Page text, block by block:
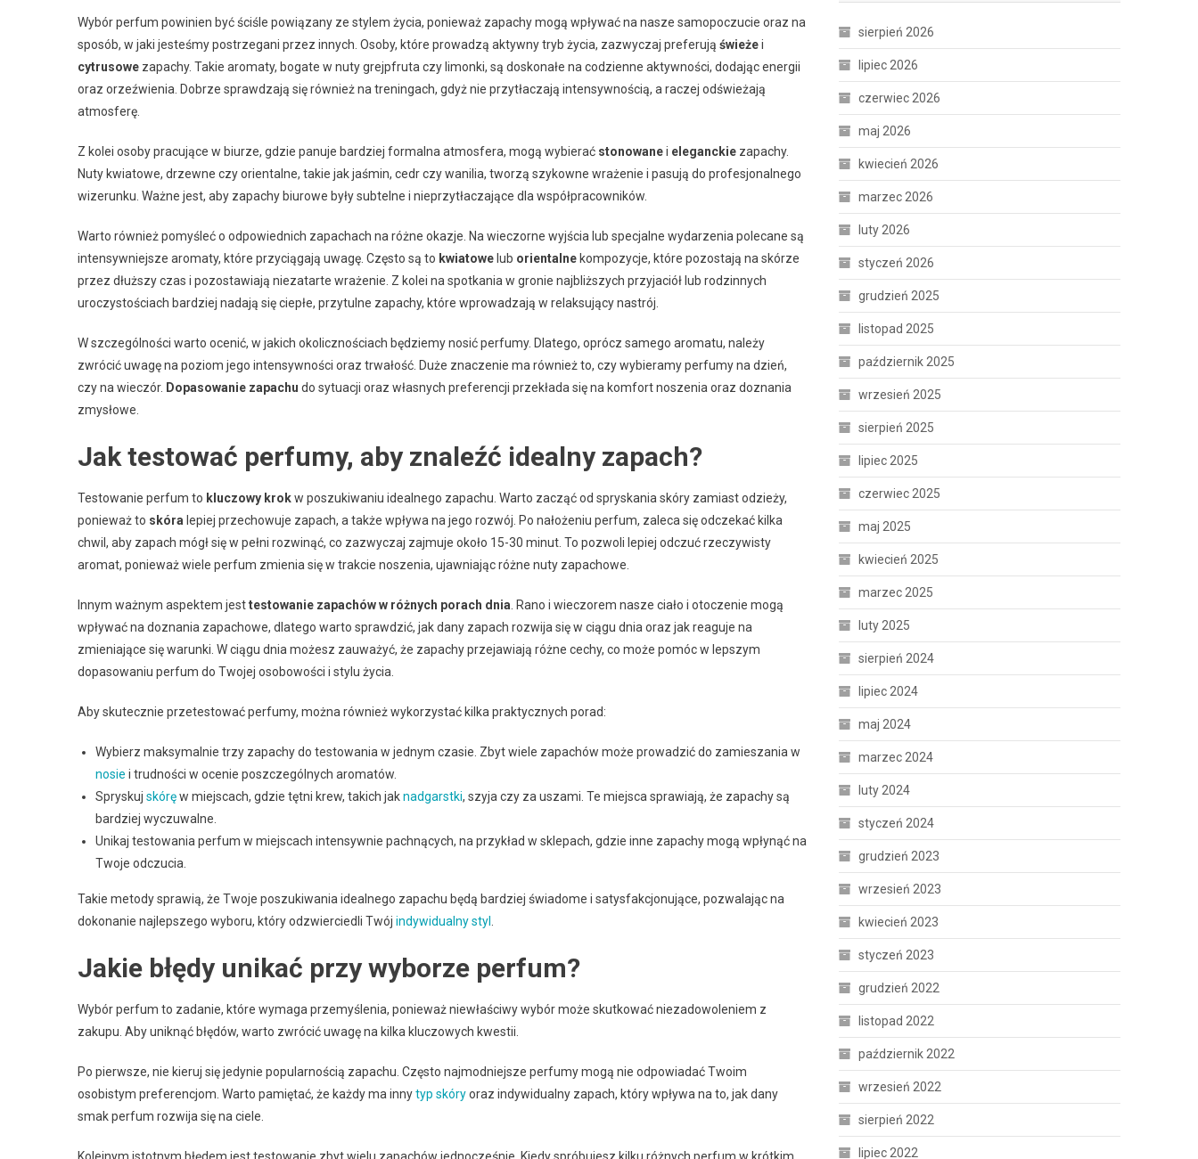
Wybór perfum powinien być ściśle powiązany ze stylem życia, ponieważ zapachy mogą wpływać na nasze samopoczucie oraz na
sposób, w jaki jesteśmy postrzegani przez innych. Osoby, które prowadzą aktywny tryb życia, zazwyczaj preferują świeżei
cytrusowe zapachy. Takie aromaty, bogate w nuty grejpfruta czy limonki, są doskonałe na codzienne aktywności, dodając energii
oraz orzeźwienia. Dobrze sprawdzają się również na treningach, gdyż nie przytłaczają intensywnością, a raczej odświeżają
atmosferę.
Z kolei osoby pracujące w biurze, gdzie panuje bardziej formalna atmosfera, mogą wybierać stonowanei eleganckie zapachy.
Nuty kwiatowe, drzewne czy orientalne, takie jak jaśmin, cedr czy wanilia, tworzą szykowne wrażenie i pasują do profesjonalnego
wizerunku. Ważne jest, aby zapachy biurowe były subtelne i nieprzytłaczające dla współpracowników.
Warto również pomyśleć o odpowiednich zapachach na różne okazje. Na wieczorne wyjścia lub specjalne wydarzenia polecane są
intensywniejsze aromaty, które przyciągają uwagę. Często są to kwiatowe lub orientalne kompozycje, które pozostają na skórze
przez dłuższy czas i pozostawiają niezatarte wrażenie. Z kolei na spotkania w gronie najbliższych przyjaciół lub rodzinnych
uroczystościach bardziej nadają się ciepłe, przytulne zapachy, które wprowadzają w relaksujący nastrój.
W szczególności warto ocenić, w jakich okolicznościach będziemy nosić perfumy. Dlatego, oprócz samego aromatu, należy
zwrócić uwagę na poziom jego intensywności oraz trwałość. Duże znaczenie ma również to, czy wybieramy perfumy na dzień,
czy na wieczór. Dopasowanie zapachu do sytuacji oraz własnych preferencji przekłada się na komfort noszenia oraz doznania
zmysłowe.
Jak testować perfumy, aby znaleźć idealny zapach?
Testowanie perfum to kluczowy krokw poszukiwaniu idealnego zapachu. Warto zacząć od spryskania skóry zamiast odzieży,
ponieważ to skóra lepiej przechowuje zapach, a także wpływa na jego rozwój. Po nałożeniu perfum, zaleca się odczekać kilka
chwil, aby zapach mógł się w pełni rozwinąć, co zazwyczaj zajmuje około 15-30 minut. To pozwoli lepiej odczuć rzeczywisty
aromat, ponieważ wiele perfum zmienia się w trakcie noszenia, ujawniając różne nuty zapachowe.
Innym ważnym aspektem jesttestowanie zapachów w różnych porach dnia. Rano i wieczorem nasze ciało i otoczenie mogą
wpływać na doznania zapachowe, dlatego warto sprawdzić, jak dany zapach rozwija się w ciągu dnia oraz jak reaguje na
zmieniające się warunki. W ciągu dnia możesz zauważyć, że zapachy przejawiają różne cechy, co może pomóc w lepszym
dopasowaniu perfum do Twojej osobowości i stylu życia.
Aby skutecznie przetestować perfumy, można również wykorzystać kilka praktycznych porad:
Wybierz maksymalnie trzy zapachy do testowania w jednym czasie. Zbyt wiele zapachów może prowadzić do zamieszania w
nosie i trudności w ocenie poszczególnych aromatów.
Spryskuj skóręw miejscach, gdzie tętni krew, takich jaknadgarstki, szyja czy za uszami. Te miejsca sprawiają, że zapachy są
bardziej wyczuwalne.
Unikaj testowania perfum w miejscach intensywnie pachnących, na przykład w sklepach, gdzie inne zapachy mogą wpłynąć na
Twoje odczucia.
Takie metody sprawią, że Twoje poszukiwania idealnego zapachu będą bardziej świadome i satysfakcjonujące, pozwalając na
dokonanie najlepszego wyboru, który odzwierciedli Twój indywidualny styl .
Jakie błędy unikać przy wyborze perfum?
Wybór perfum to zadanie, które wymaga przemyślenia, ponieważ niewłaściwy wybór może skutkować niezadowoleniem z
zakupu. Aby uniknąć błędów, warto zwrócić uwagę na kilka kluczowych kwestii.
Po pierwsze, nie kieruj się jedynie popularnością zapachu. Często najmodniejsze perfumy mogą nie odpowiadać Twoim
osobistym preferencjom. Warto pamiętać, że każdy ma innytyp skóryoraz indywidualny zapach, który wpływa na to, jak dany
smak perfum rozwija się na ciele.
sierpień 2026
lipiec 2026
czerwiec 2026
maj 2026
kwiecień 2026
marzec 2026
luty 2026
styczeń 2026
grudzień 2025
listopad 2025
październik 2025
wrzesień 2025
sierpień 2025
lipiec 2025
czerwiec 2025
maj 2025
kwiecień 2025
marzec 2025
luty 2025
sierpień 2024
lipiec 2024
maj 2024
marzec 2024
luty 2024
styczeń 2024
grudzień 2023
wrzesień 2023
kwiecień 2023
styczeń 2023
grudzień 2022
listopad 2022
październik 2022
wrzesień 2022
sierpień 2022
lipiec 2022